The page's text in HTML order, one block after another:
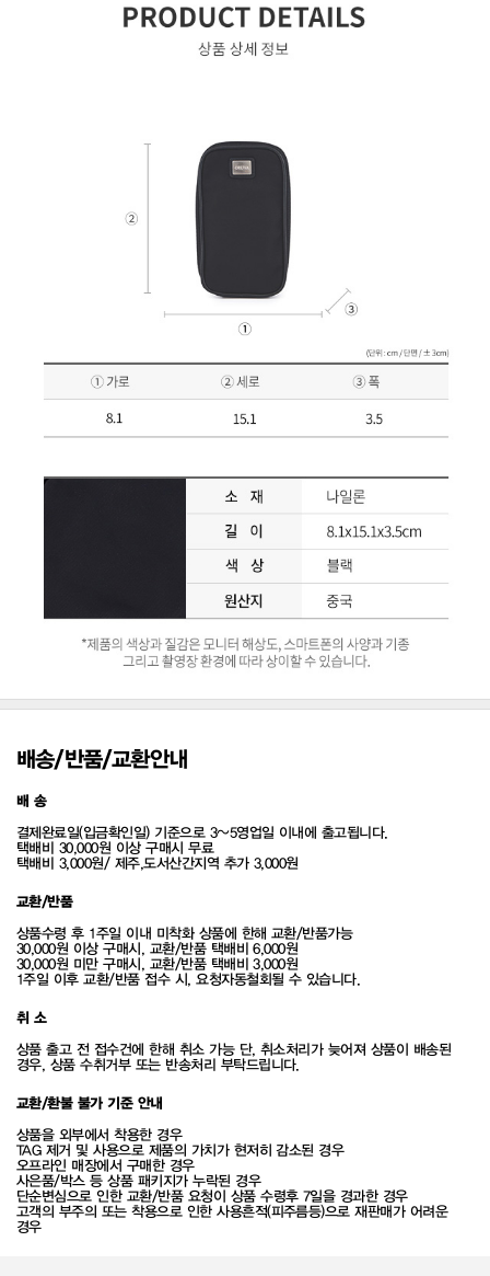
배송/반품/교환안내
배 송
결제완료일(입금확인일) 기준으로 3~5영업일 이내에 출고됩니다.
택배비 30,000원 이상 구매시 무료
택배비 3,000원/ 제주,도서산간지역 추가 3,000원
교환/반품
상품수령 후 1주일 이내 미착화 상품에 한해 교환/반품가능
30,000원 이상 구매시, 교환/반품 택배비 6,000원
30,000원 미만 구매시, 교환/반품 택배비 3,000원
1주일 이후 교환/반품 접수 시, 요청자동철회될 수 있습니다.
취 소
상품 출고 전 접수건에 한해 취소 가능 단, 취소처리가 늦어져 상품이 배송된
경우, 상품 수취거부 또는 반송처리 부탁드립니다.
교환/환불 불가 기준 안내
상품을 외부에서 착용한 경우
TAG 제거 및 사용으로 제품의 가치가 현저히 감소된 경우
오프라인 매장에서 구매한 경우
사은품/박스 등 상품 패키지가 누락된 경우
단순변심으로 인한 교환/반품 요청이 상품 수령후 7일을 경과한 경우
고객의 부주의 또는 착용으로 인한 사용흔적(피주름등)으로 재판매가 어려운
경우